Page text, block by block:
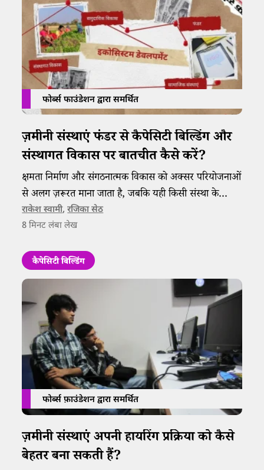
फोर्ब्स फाउंडेशन द्वारा समर्थित
ज़मीनी संस्थाएं फंडर से कैपेसिटी बिल्डिंग और
संस्थागत विकास पर बातचीत कैसे करें?
क्षमता निर्माण और संगठनात्मक विकास को अक्सर परियोजनाओं
से अलग ज़रूरत माना जाता है, जबकि यही किसी संस्था के
दीर्घकालिक सामाजिक प्रभाव की बुनियाद हैं। दानदाताओं के साथ
संवाद और नेगोशिएशन की रणनीति इस सोच को बदलने में अहम
राकेश स्वामी,रजिका सेठ
8 मिनट लंबा लेख
कैपेसिटी बिल्डिंग
फोर्ब्स फ़ाउंडेशन द्वारा समर्थित
ज़मीनी संस्थाएं अपनी हायरिंग प्रक्रिया को कैसे
बेहतर बना सकती हैं?